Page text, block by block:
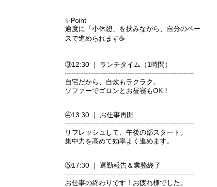
✨Point
適度に「小休憩」を挟みながら、自分のペー
スで進められます☕️
③12:30 ｜ ランチタイム（1時間）
┈┈┈┈┈┈┈┈┈┈┈┈┈┈┈┈┈┈┈
自宅だから、自炊もラクラク。
ソファーでゴロンとお昼寝もOK！
④13:30 ｜ お仕事再開
┈┈┈┈┈┈┈┈┈┈┈┈┈┈┈┈┈┈┈
リフレッシュして、午後の部スタート。
集中力を高めて効率よく進めます。
⑤17:30 ｜ 退勤報告＆業務終了
┈┈┈┈┈┈┈┈┈┈┈┈┈┈┈┈┈┈┈
お仕事の終わりです！お疲れ様でした。